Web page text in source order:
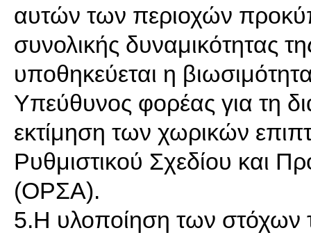
αυτών των περιοχών
συνολικής δυναμικότητας
υποθηκεύεται η
Υπεύθυνος φορέας για τη
εκτίμηση των χωρικών
Ρυθμιστικού Σχεδίου και
(ΟΡΣΑ).
5.Η υλοποίηση των στόχων